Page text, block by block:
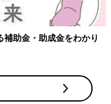
助金・助成金をわかり